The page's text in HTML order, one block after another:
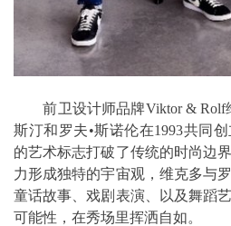
前卫设计师品牌Viktor & Rolf
斯汀和罗夫•斯诺伦在1993共同
的艺术标志打破了传统的时尚边
力形成独特的宇宙观，维克多与
童话故事、戏剧表演、以及舞蹈
可能性，在秀场里挥洒自如。